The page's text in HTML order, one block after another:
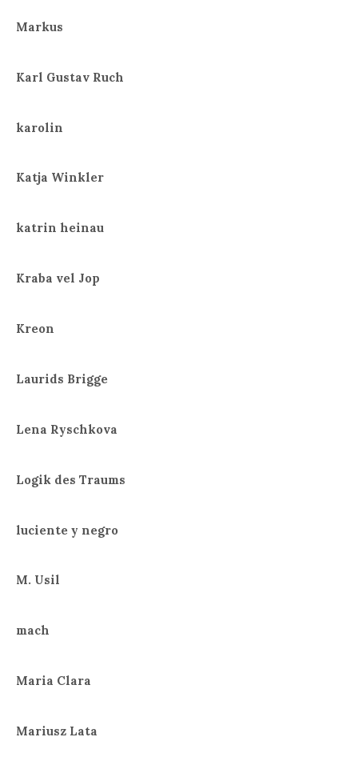
Markus
Karl Gustav Ruch
karolin
Katja Winkler
katrin heinau
Kraba vel Jop
Kreon
Laurids Brigge
Lena Ryschkova
Logik des Traums
luciente y negro
M. Usil
mach
Maria Clara
Mariusz Lata